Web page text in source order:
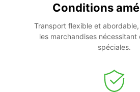
Conditions
Transport flexible et
les marchandises nécessitant
spéciales.